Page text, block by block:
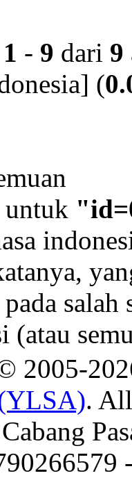
1 - 9 dari 9
(
untuk
salah
(atau
2005-
.